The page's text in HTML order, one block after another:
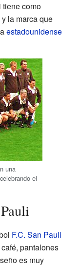
tiene como
la marca que
estadounidense
una
el
F.C. San Pauli
pantalones
es muy